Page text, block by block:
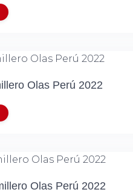
Olas Perú 2022
Olas Perú 2022